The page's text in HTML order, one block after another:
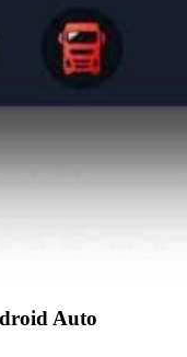
Auto